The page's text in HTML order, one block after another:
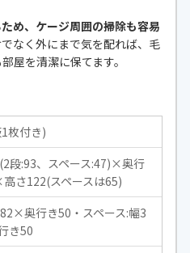
め、ケージ周囲の掃除も容易
なく外にまで気を配れば、毛
屋を清潔に保てます。
枚付き)
段:93、スペース:47)×奥行
さ122(スペースは65)
奥行き50・スペース:幅3
き50